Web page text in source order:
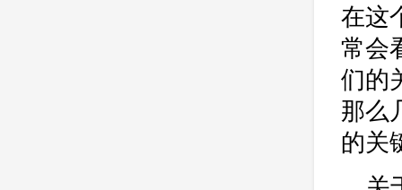
在这
常会
们的
那么
的关